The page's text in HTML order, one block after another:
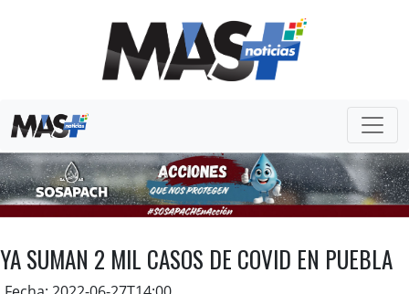
YA SUMAN 2 MIL CASOS DE COVID EN PUEBLA